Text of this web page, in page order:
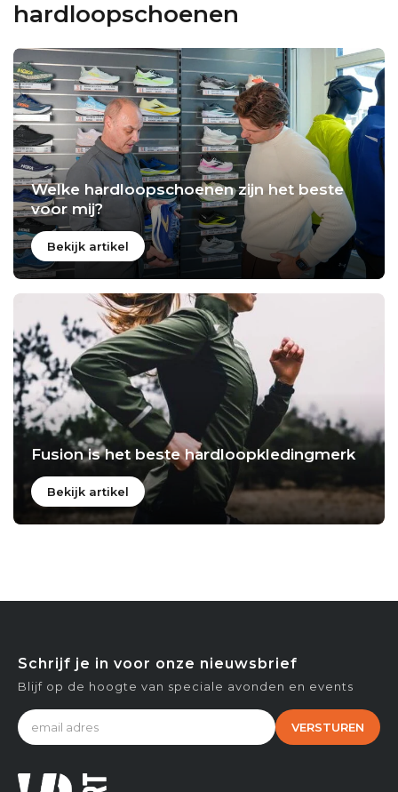
hardloopschoenen
Welke hardloopschoenen zijn het beste
voor mij?
Bekijk artikel
Fusion is het beste hardloopkledingmerk
Bekijk artikel
Schrijf je in voor onze nieuwsbrief
Blijf op de hoogte van speciale avonden en events
VERSTUREN